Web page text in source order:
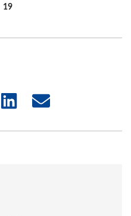
19
Share
Share